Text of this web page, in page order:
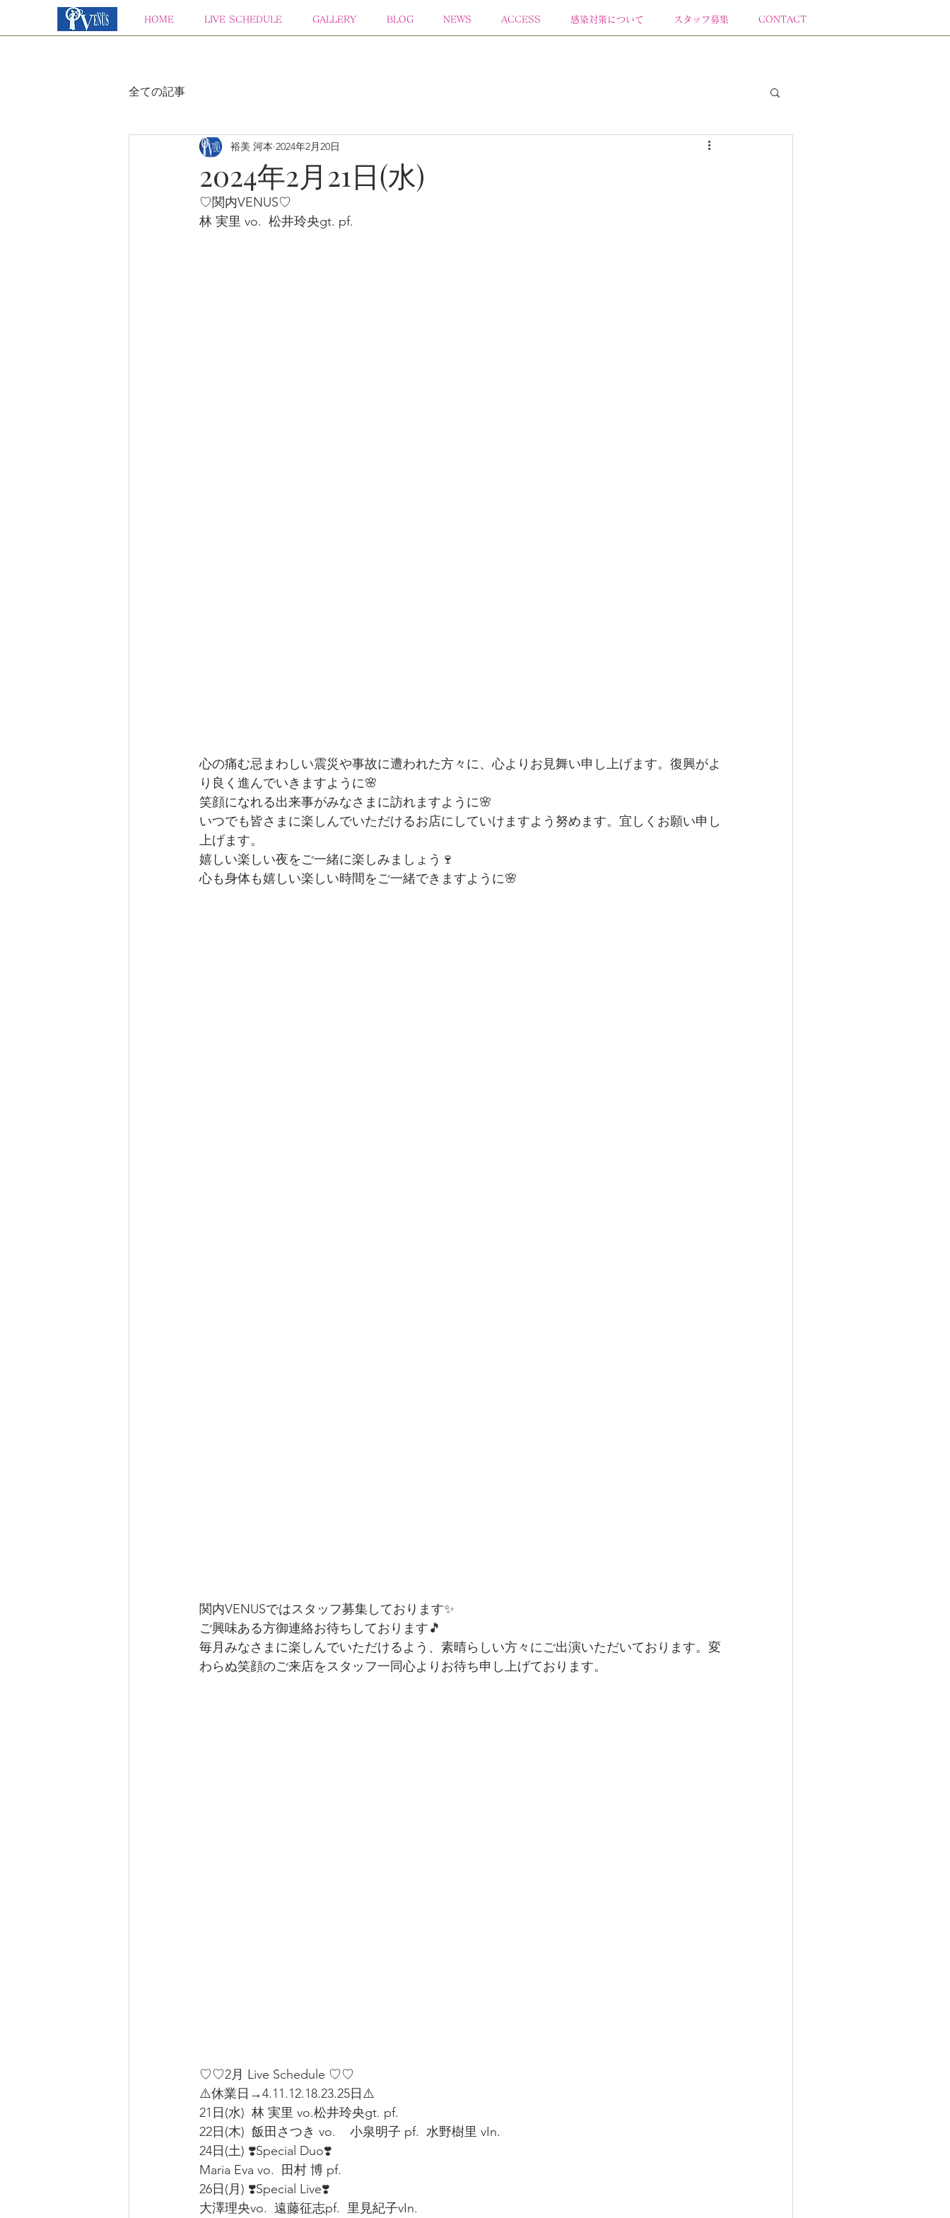
HOME LIVE SCHEDULE GALLERY BLOG NEWS ACCESS 感染対策について スタッフ募集 CONTACT
全ての記事
2024年2月21日(水)
裕美 河本 2024年2月20日
♡関内VENUS♡
林 実里 vo.  松井玲央gt. pf.
心の痛む忌まわしい震災や事故に遭われた方々に、心よりお見舞い申し上げます。復興がよ
り良く進んでいきますように🌸
笑顔になれる出来事がみなさまに訪れますように🌸
いつでも皆さまに楽しんでいただけるお店にしていけますよう努めます。宜しくお願い申し
上げます。
嬉しい楽しい夜をご一緒に楽しみましょう🍷
心も身体も嬉しい楽しい時間をご一緒できますように🌸
関内VENUSではスタッフ募集しております✨
ご興味ある方御連絡お待ちしております🎵
毎月みなさまに楽しんでいただけるよう、素晴らしい方々にご出演いただいております。変
わらぬ笑顔のご来店をスタッフ一同心よりお待ち申し上げております。
♡♡2月 Live Schedule ♡♡
⚠️休業日→4.11.12.18.23.25日⚠️
21日(水)  林 実里 vo.松井玲央gt. pf.
22日(木)  飯田さつき vo.    小泉明子 pf.  水野樹里 vIn.
24日(土) ❣️Special Duo❣️
Maria Eva vo.  田村 博 pf.
26日(月) ❣️Special Live❣️
大澤理央vo.  遠藤征志pf.  里見紀子vIn.